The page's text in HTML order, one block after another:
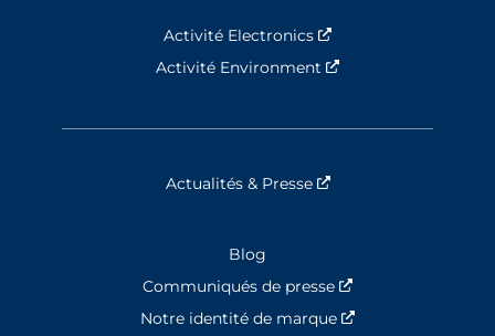
Activité Electronics
Activité Environment
Actualités & Presse Nouvelle fenêtre
Blog
Communiqués de presse
Notre identité de marque